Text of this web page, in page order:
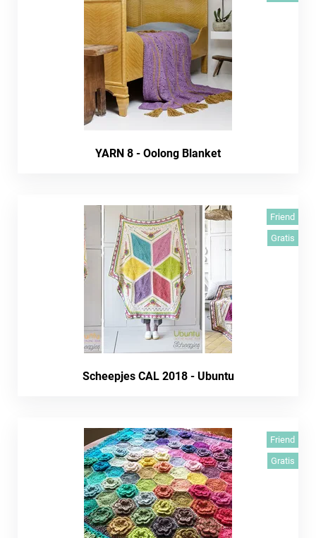
YARN 8 - Oolong Blanket
Friend
Gratis
Scheepjes CAL 2018 - Ubuntu
Friend
Gratis